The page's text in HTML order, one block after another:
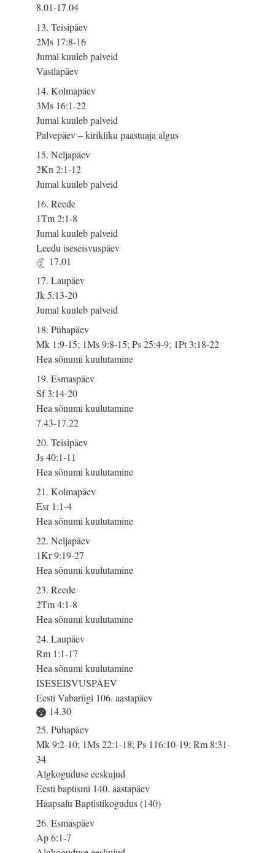
8.01-17.04
13. Teisipäev
2Ms 17:8-16
Jumal kuuleb palveid
Vastlapäev
14. Kolmapäev
3Ms 16:1-22
Jumal kuuleb palveid
Palvepäev – kirikliku paastuaja algus
15. Neljapäev
2Kn 2:1-12
Jumal kuuleb palveid
16. Reede
1Tm 2:1-8
Jumal kuuleb palveid
Leedu iseseisvuspäev
17.01
17. Laupäev
Jk 5:13-20
Jumal kuuleb palveid
18. Pühapäev
Mk 1:9-15; 1Ms 9:8-15; Ps 25:4-9; 1Pt 3:18-22
Hea sõnumi kuulutamine
19. Esmaspäev
Sf 3:14-20
Hea sõnumi kuulutamine
7.43-17.22
20. Teisipäev
Js 40:1-11
Hea sõnumi kuulutamine
21. Kolmapäev
Esr 1:1-4
Hea sõnumi kuulutamine
22. Neljapäev
1Kr 9:19-27
Hea sõnumi kuulutamine
23. Reede
2Tm 4:1-8
Hea sõnumi kuulutamine
24. Laupäev
Rm 1:1-17
Hea sõnumi kuulutamine
ISESEISVUSPÄEV
Eesti Vabariigi 106. aastapäev
14.30
25. Pühapäev
Mk 9:2-10; 1Ms 22:1-18; Ps 116:10-19; Rm 8:31-
34
Algkoguduse eeskujud
Eesti baptismi 140. aastapäev
Haapsalu Baptistikogudus (140)
26. Esmaspäev
Ap 6:1-7